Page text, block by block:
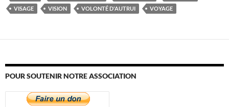
VISAGE
VISION VOLONTÉ D'AUTRUI VOYAGE
POUR SOUTENIR NOTRE ASSOCIATION